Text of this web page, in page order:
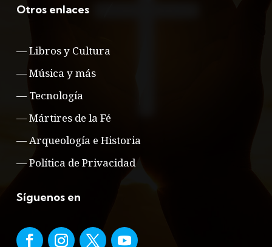
Otros enlaces
—Libros y Cultura
—Música y más
— Tecnología
—Mártires de la Fé
—Arqueología e Historia
—Política de Privacidad
Síguenos en